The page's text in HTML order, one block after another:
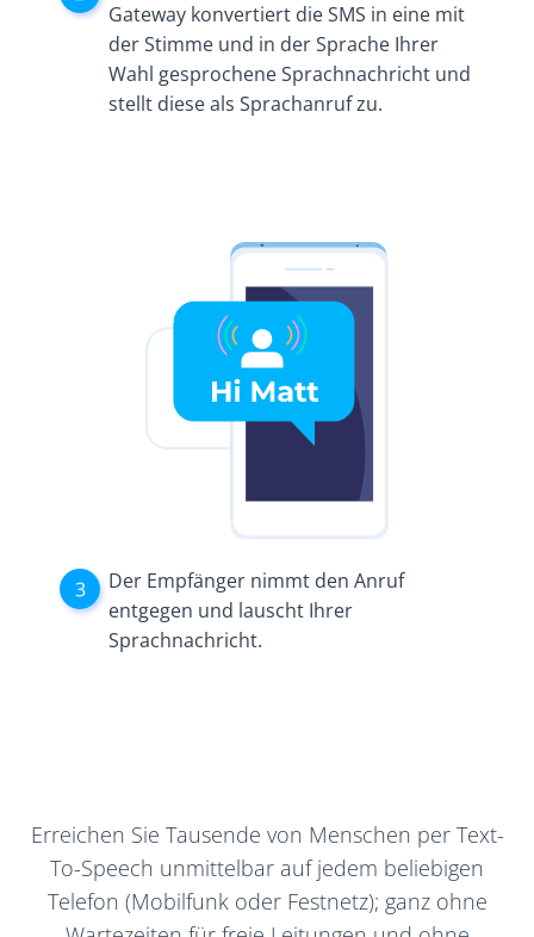
Gateway konvertiert die SMS in eine mit
der Stimme und in der Sprache Ihrer
Wahl gesprochene Sprachnachricht und
stellt diese als Sprachanruf zu.
Der Empfänger nimmt den Anruf
entgegen und lauscht Ihrer
Sprachnachricht.
Erreichen Sie Tausende von Menschen per Text-
To-Speech unmittelbar auf jedem beliebigen
Telefon (Mobilfunk oder Festnetz); ganz ohne